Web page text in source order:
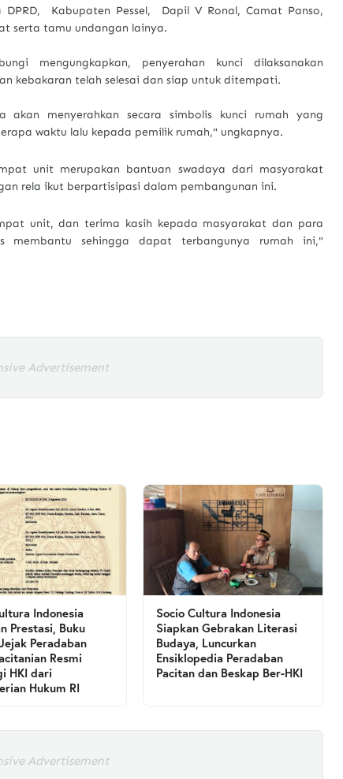
Kabupaten Pessel, Dapil V Ronal, Camat Panso,
serta tamu undangan lainya.
mengungkapkan, penyerahan kunci dilaksanakan
kebakaran telah selesai dan siap untuk ditempati.
menyerahkan secara simbolis kunci rumah yang
waktu lalu kepada pemilik rumah," ungkapnya.
unit merupakan bantuan swadaya dari masyarakat
rela ikut berpartisipasi dalam pembangunan ini.
unit, dan terima kasih kepada masyarakat dan para
membantu sehingga dapat terbangunya rumah ini,"
Advertisement
Indonesia
Prestasi, Buku
Peradaban
Resmi
HKI dari
Hukum RI
Socio Cultura Indonesia
Siapkan Gebrakan Literasi
Budaya, Luncurkan
Ensiklopedia Peradaban
Pacitan dan Beskap Ber-HKI
Advertisement